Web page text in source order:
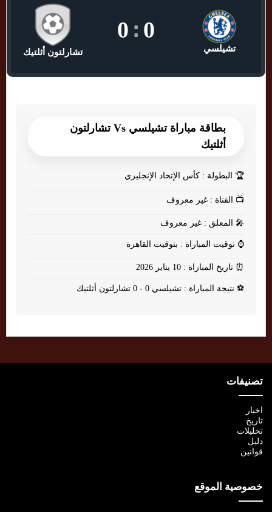
تشيلسي
0
:
0
تشارلتون أثلتيك
بطاقة مباراة تشيلسي Vs تشارلتون
أثلتيك
🏆 البطولة : كأس الإتحاد الإنجليزي
📺 القناة : غير معروف
🎤 المعلق : غير معروف
⌚ توقيت المباراة : بتوقيت القاهرة
⏰ تاريخ المباراة : 10 يناير 2026
⚽ نتيجة المباراة : تشيلسي 0 - 0 تشارلتون أثلتيك
تصنيفات
اخبار
تاريخ
تحليلات
دليل
قوانين
خصوصية الموقع